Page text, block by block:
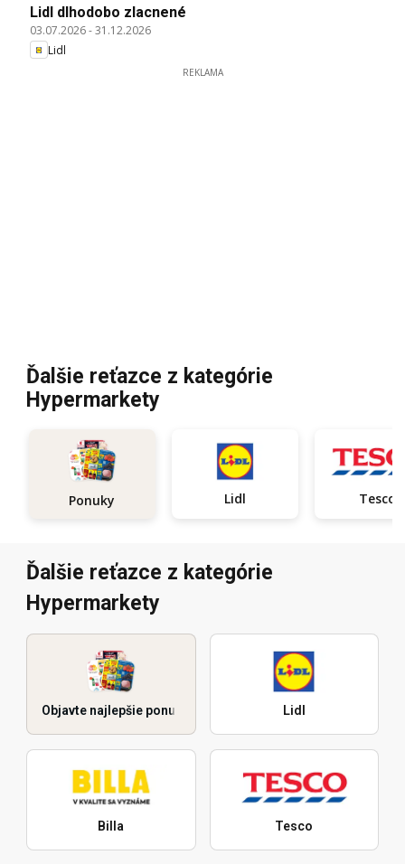
Lidl dlhodobo zlacnené
03.07.2026-31.12.2026
Lidl
REKLAMA
Ďalšie reťazce z kategórie
Hypermarkety
Ponuky Lidl Tesco
Ďalšie reťazce z kategórie
Hypermarkety
Objavte najlepšie ponuky Lidl
Billa Tesco